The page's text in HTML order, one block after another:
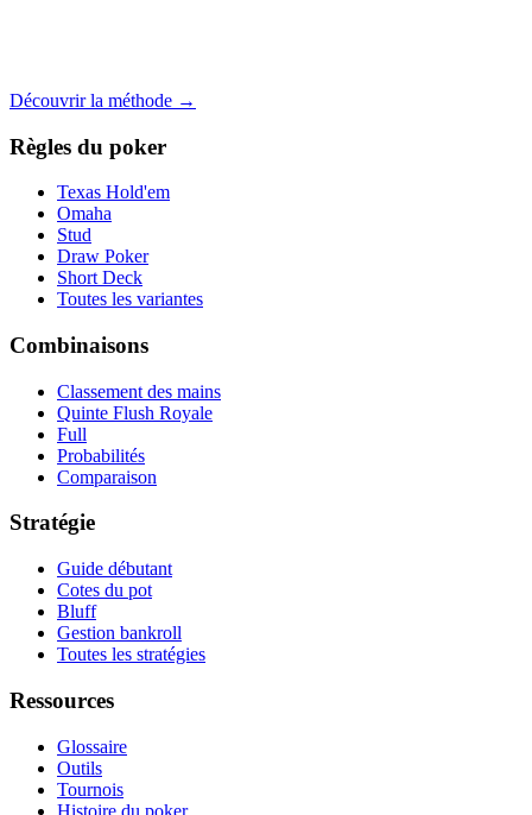
Découvrir la méthode →
Règles du poker
Texas Hold'em
Omaha
Stud
Draw Poker
Short Deck
Toutes les variantes
Combinaisons
Classement des mains
Quinte Flush Royale
Full
Probabilités
Comparaison
Stratégie
Guide débutant
Cotes du pot
Bluff
Gestion bankroll
Toutes les stratégies
Ressources
Glossaire
Outils
Tournois
Histoire du poker